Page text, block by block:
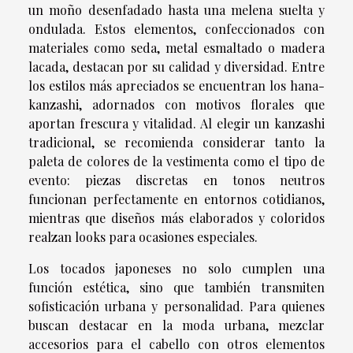
un moño desenfadado hasta una melena suelta y
ondulada. Estos elementos, confeccionados con
materiales como seda, metal esmaltado o madera
lacada, destacan por su calidad y diversidad. Entre
los estilos más apreciados se encuentran los hana-
kanzashi, adornados con motivos florales que
aportan frescura y vitalidad. Al elegir un kanzashi
tradicional, se recomienda considerar tanto la
paleta de colores de la vestimenta como el tipo de
evento: piezas discretas en tonos neutros
funcionan perfectamente en entornos cotidianos,
mientras que diseños más elaborados y coloridos
realzan looks para ocasiones especiales.
Los tocados japoneses no solo cumplen una
función estética, sino que también transmiten
sofisticación urbana y personalidad. Para quienes
buscan destacar en la moda urbana, mezclar
accesorios para el cabello con otros elementos